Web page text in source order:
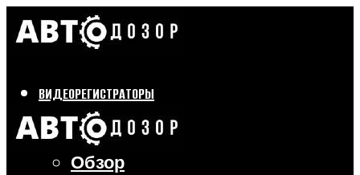
ВИДЕОРЕГИСТРАТОРЫ
Бренды
Выбор
Обзор